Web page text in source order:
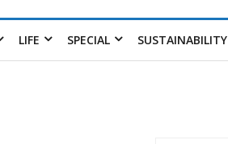
LIFE SPECIAL SUSTAINABILITY